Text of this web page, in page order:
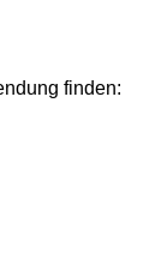
finden: